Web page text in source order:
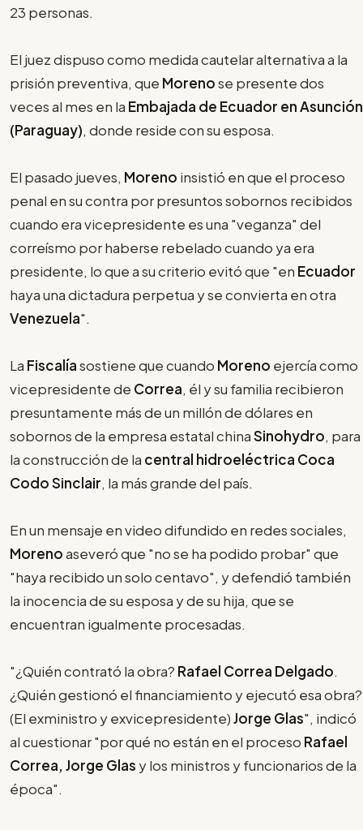
23 personas.
El juez dispuso como medida cautelar alternativa a la
prisión preventiva, que Morenose presente dos
veces al mes en la Embajada de Ecuador en Asunción
(Paraguay), donde reside con su esposa.
El pasado jueves, Moreno insistió en que el proceso
penal en su contra por presuntos sobornos recibidos
cuando era vicepresidente es una "veganza" del
correísmo por haberse rebelado cuando ya era
presidente, lo que a su criterio evitó que "en Ecuador
haya una dictadura perpetua y se convierta en otra
Venezuela".
La Fiscalíasostiene que cuando Moreno ejercía como
vicepresidente de Correa, él y su familia recibieron
presuntamente más de un millón de dólares en
sobornos de la empresa estatal chinaSinohydro, para
la construcción de la central hidroeléctrica Coca
Codo Sinclair, la más grande del país.
En un mensaje en video difundido en redes sociales,
Morenoaseveró que "no se ha podido probar" que
"haya recibido un solo centavo", y defendió también
la inocencia de su esposa y de su hija, que se
encuentran igualmente procesadas.
"¿Quién contrató la obra? Rafael Correa Delgado.
¿Quién gestionó el financiamiento y ejecutó esa obra?
(El exministro y exvicepresidente)Jorge Glas", indicó
al cuestionar "por qué no están en el proceso Rafael
Correa, Jorge Glas y los ministros y funcionarios de la
época".